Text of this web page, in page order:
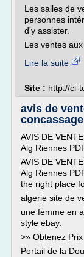
Les salles de
personnes
d'y assister.
Les ventes aux
Lire la suite
Site : http://ci-
avis de
AVIS DE
Alg Riennes
AVIS DE
Alg Riennes
the right place
algerie site de
une femme en
style ebay.
>» Obtenez Prix
Portail de la